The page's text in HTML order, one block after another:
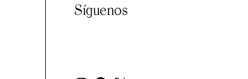
Síguenos